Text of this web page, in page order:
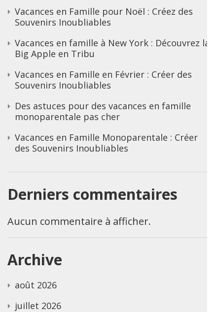
Vacances en Famille pour Noël : Créez des
Souvenirs Inoubliables
Vacances en famille à New York : Découvrez la
Big Apple en Tribu
Vacances en Famille en Février : Créer des
Souvenirs Inoubliables
Des astuces pour des vacances en famille
monoparentale pas cher
Vacances en Famille Monoparentale : Créer
des Souvenirs Inoubliables
Derniers commentaires
Aucun commentaire à afficher.
Archive
août 2026
juillet 2026